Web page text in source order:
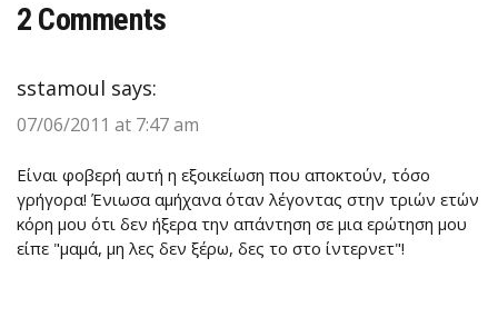
2 Comments
sstamoul says:
07/06/2011 at 7:47 am
Είναι φοβερή αυτή η εξοικείωση που αποκτούν, τόσο
γρήγορα! Ένιωσα αμήχανα όταν λέγοντας στην τριών ετών
κόρη μου ότι δεν ήξερα την απάντηση σε μια ερώτηση μου
είπε "μαμά, μη λες δεν ξέρω, δες το στο ίντερνετ"!